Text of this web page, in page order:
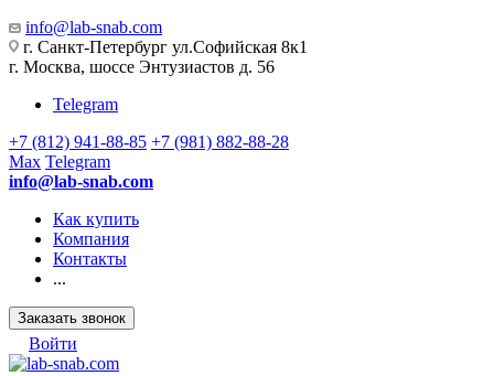
info@lab-snab.com
г. Санкт-Петербург ул.Софийская 8к1
г. Москва, шоссе Энтузиастов д. 56
Telegram
+7 (812) 941-88-85 +7 (981) 882-88-28
Max Telegram
info@lab-snab.com
Как купить
Компания
Контакты
...
Заказать звонок
Войти